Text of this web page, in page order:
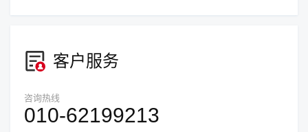
客户服务
咨询热线
010-62199213